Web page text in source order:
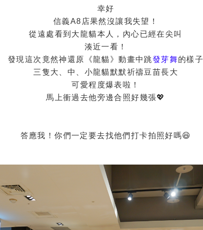
幸好
信義A8店果然沒讓我失望！
從遠處看到大龍貓本人，內心已經在尖叫
湊近一看！
發現這次竟然神還原《龍貓》動畫中跳發芽舞的樣子
三隻大、中、小龍貓默默祈禱豆苗長大
可愛程度爆表啦！
馬上衝過去他旁邊合照好幾張💖
答應我！你們一定要去找他們打卡拍照好嗎😆